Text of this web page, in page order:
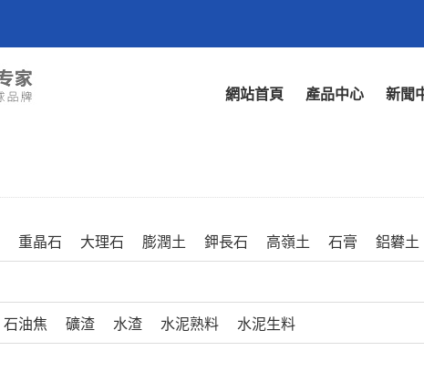
網站首頁 產品中心 新聞
重晶石 大理石 膨潤土 鉀長石 高嶺土 石膏 鋁礬土
石油焦 礦渣 水渣 水泥熟料 水泥生料